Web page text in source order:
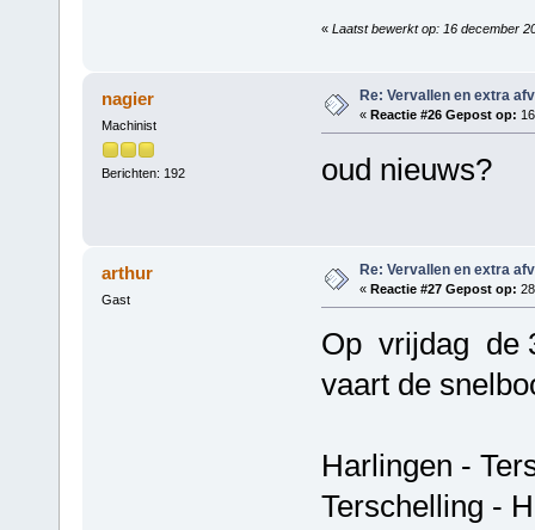
« Laatst bewerkt op: 16 december
nagier
Machinist
Berichten: 192
Re: Vervallen en extra
« Reactie #26 Gepost op:
oud nieuws?
arthur
Gast
Re: Vervallen en extra
« Reactie #27 Gepost op:
Op vrijdag de
vaart de
Harlingen -
Terschelling -